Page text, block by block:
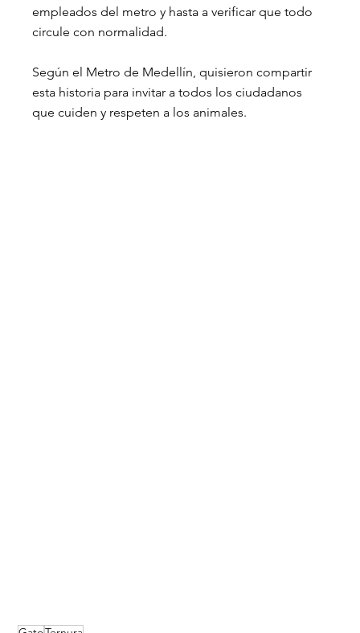
empleados del metro y hasta a verificar que todo
circule con normalidad.
Según el Metro de Medellín, quisieron compartir
esta historia para invitar a todos los ciudadanos
que cuiden y respeten a los animales.